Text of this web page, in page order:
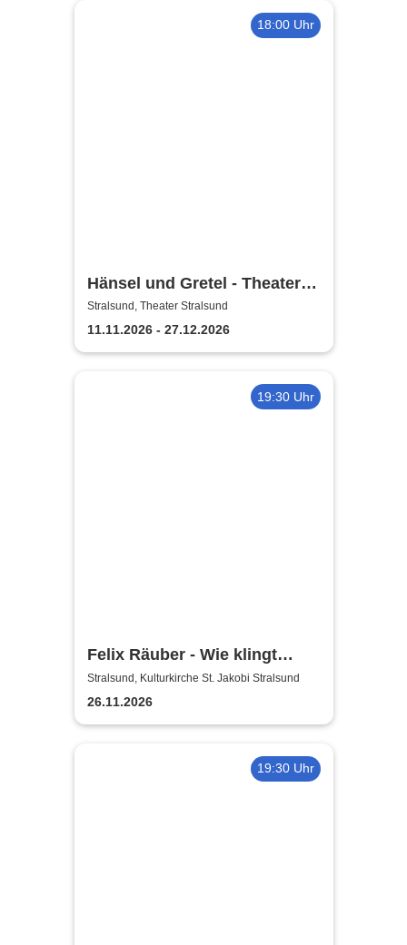
18:00 Uhr
Hänsel und Gretel - Theater
Vorpommern
Stralsund, Theater Stralsund
11.11.2026 - 27.12.2026
19:30 Uhr
Felix Räuber - Wie klingt
Weihnachten 2026
Stralsund, Kulturkirche St. Jakobi Stralsund
26.11.2026
19:30 Uhr